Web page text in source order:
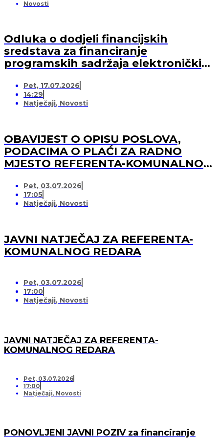
Novosti
Odluka o dodjeli financijskih
sredstava za financiranje
programskih sadržaja elektroničkih
medijskih usluga)
Pet, 17.07.2026
14:29
Natječaji, Novosti
OBAVIJEST O OPISU POSLOVA,
PODACIMA O PLAĆI ZA RADNO
MJESTO REFERENTA-KOMUNALNOG
Pet, 03.07.2026
17:05
Natječaji, Novosti
JAVNI NATJEČAJ ZA REFERENTA-
KOMUNALNOG REDARA
Pet, 03.07.2026
17:00
Natječaji, Novosti
JAVNI NATJEČAJ ZA REFERENTA-
KOMUNALNOG REDARA
Pet, 03.07.2026
17:00
Natječaji, Novosti
PONOVLJENI JAVNI POZIV za financiranje